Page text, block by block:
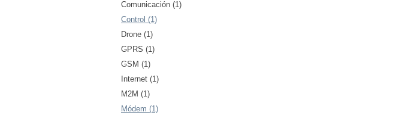
Comunicación (1)
Control (1)
Drone (1)
GPRS (1)
GSM (1)
Internet (1)
M2M (1)
Módem (1)